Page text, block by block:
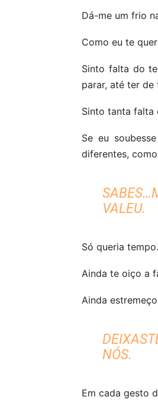
Dá-me um frio
Como eu te
Sinto falta do
parar, até ter de
Sinto tanta falta
Se eu
diferentes,
VALEU.
Só queria
Ainda te oiço a
Ainda
NÓS.
Em cada gesto